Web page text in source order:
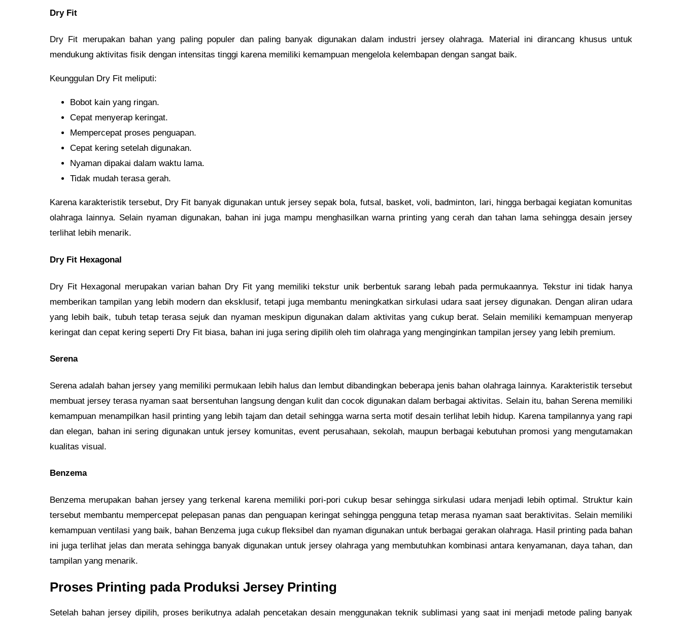
Dry Fit
Dry Fit merupakan bahan yang paling populer dan paling banyak digunakan dalam industri jersey olahraga. Material ini dirancang khusus untuk
mendukung aktivitas fisik dengan intensitas tinggi karena memiliki kemampuan mengelola kelembapan dengan sangat baik.
Keunggulan Dry Fit meliputi:
Bobot kain yang ringan.
Cepat menyerap keringat.
Mempercepat proses penguapan.
Cepat kering setelah digunakan.
Nyaman dipakai dalam waktu lama.
Tidak mudah terasa gerah.
Karena karakteristik tersebut, Dry Fit banyak digunakan untuk jersey sepak bola, futsal, basket, voli, badminton, lari, hingga berbagai kegiatan komunitas
olahraga lainnya. Selain nyaman digunakan, bahan ini juga mampu menghasilkan warna printing yang cerah dan tahan lama sehingga desain jersey
terlihat lebih menarik.
Dry Fit Hexagonal
Dry Fit Hexagonal merupakan varian bahan Dry Fit yang memiliki tekstur unik berbentuk sarang lebah pada permukaannya. Tekstur ini tidak hanya
memberikan tampilan yang lebih modern dan eksklusif, tetapi juga membantu meningkatkan sirkulasi udara saat jersey digunakan. Dengan aliran udara
yang lebih baik, tubuh tetap terasa sejuk dan nyaman meskipun digunakan dalam aktivitas yang cukup berat. Selain memiliki kemampuan menyerap
keringat dan cepat kering seperti Dry Fit biasa, bahan ini juga sering dipilih oleh tim olahraga yang menginginkan tampilan jersey yang lebih premium.
Serena
Serena adalah bahan jersey yang memiliki permukaan lebih halus dan lembut dibandingkan beberapa jenis bahan olahraga lainnya. Karakteristik tersebut
membuat jersey terasa nyaman saat bersentuhan langsung dengan kulit dan cocok digunakan dalam berbagai aktivitas. Selain itu, bahan Serena memiliki
kemampuan menampilkan hasil printing yang lebih tajam dan detail sehingga warna serta motif desain terlihat lebih hidup. Karena tampilannya yang rapi
dan elegan, bahan ini sering digunakan untuk jersey komunitas, event perusahaan, sekolah, maupun berbagai kebutuhan promosi yang mengutamakan
kualitas visual.
Benzema
Benzema merupakan bahan jersey yang terkenal karena memiliki pori-pori cukup besar sehingga sirkulasi udara menjadi lebih optimal. Struktur kain
tersebut membantu mempercepat pelepasan panas dan penguapan keringat sehingga pengguna tetap merasa nyaman saat beraktivitas. Selain memiliki
kemampuan ventilasi yang baik, bahan Benzema juga cukup fleksibel dan nyaman digunakan untuk berbagai gerakan olahraga. Hasil printing pada bahan
ini juga terlihat jelas dan merata sehingga banyak digunakan untuk jersey olahraga yang membutuhkan kombinasi antara kenyamanan, daya tahan, dan
tampilan yang menarik.
Proses Printing pada Produksi Jersey Printing
Setelah bahan jersey dipilih, proses berikutnya adalah pencetakan desain menggunakan teknik sublimasi yang saat ini menjadi metode paling banyak